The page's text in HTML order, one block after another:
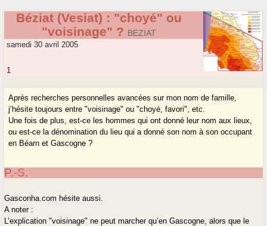
Béziat (Vesiat) : "choyé" ou
"voisinage" ? BEZIAT
samedi 30 avril 2005
1
Après recherches personnelles avancées sur mon nom de famille,
j’hésite toujours entre "voisinage" ou "choyé, favori", etc.
Une fois de plus, est-ce les hommes qui ont donné leur nom aux lieux,
ou est-ce la dénomination du lieu qui a donné son nom à son occupant
en Béarn et Gascogne ?
P.-S.
Gasconha.com hésite aussi.
A noter :
L’explication "voisinage" ne peut marcher qu’en Gascogne, alors que le